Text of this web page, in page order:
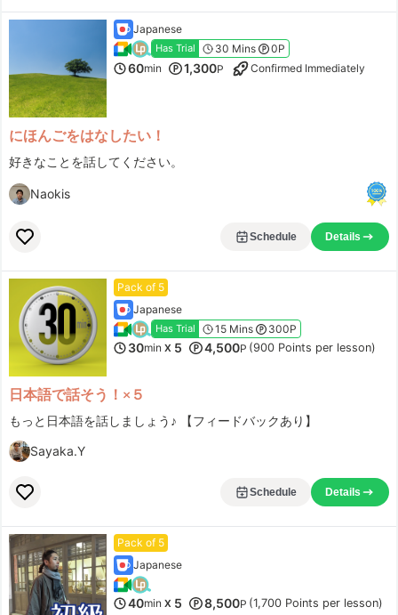
***e.acchan
Minji
***iomac
Ayaka.
にほんごをはなしたい！
好きなことを話してください。
Japanese
Has Trial 30 Mins 0P
60min 1,300P Confirmed Immediately
Naokis
Schedule Details
日本語で話そう！×５
もっと日本語を話しましょう♪ 【フィードバックあり】
Pack of 5
Japanese
Has Trial 15 Mins 300P
30min X 5 4,500P (900 Points per lesson)
Sayaka.Y
Schedule Details
Pack of 5
Japanese
40min X 5 8,500P (1,700 Points per lesson)